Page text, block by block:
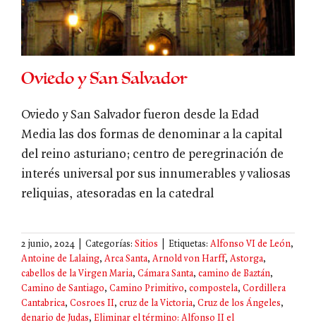
Oviedo y San Salvador
Oviedo y San Salvador fueron desde la Edad
Media las dos formas de denominar a la capital
del reino asturiano; centro de peregrinación de
interés universal por sus innumerables y valiosas
reliquias, atesoradas en la catedral
2 junio, 2024 Categorías: Sitios Etiquetas: Alfonso VI de León,
Antoine de Lalaing, Arca Santa, Arnold von Harff, Astorga,
cabellos de la Virgen Maria, Cámara Santa, camino de Baztán,
Camino de Santiago, Camino Primitivo, compostela, Cordillera
Cantabrica, Cosroes II, cruz de la Victoria, Cruz de los Ángeles,
denario de Judas, Eliminar el término: Alfonso II el